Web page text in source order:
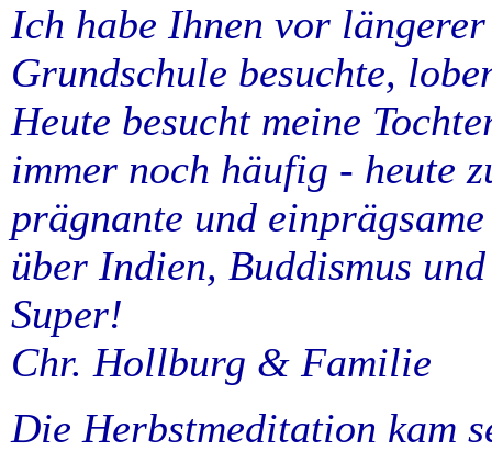
Ich habe Ihnen vor
Grundschule besuchte,
Heute besucht meine
immer noch häufig - heute
prägnante und
über Indien, Buddismus
Super!
Chr. Hollburg & Familie
Die Herbstmeditation kam